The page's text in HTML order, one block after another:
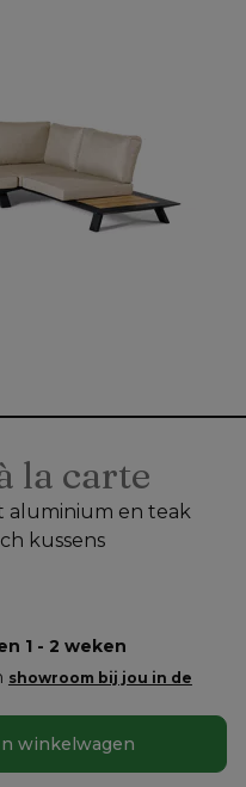
la carte
aluminium en teak
kussens
1 - 2 weken
showroom bij jou in de
winkelwagen